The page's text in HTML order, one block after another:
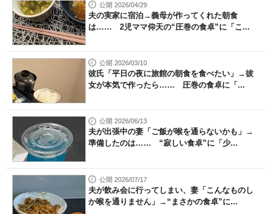
公開 2026/04/29
夫の実家に宿泊→義母が作ってくれた朝食
は…… 2児ママ仰天の“圧巻の食卓”に「こ...
公開 2026/03/10
彼氏「平日の夜に旅館の朝食を食べたい」→彼
女が本気で作ったら…… 圧巻の食卓に「...
公開 2026/06/13
夫が出張中の妻「ご飯が喉を通らないかも」→
準備したのは…… “寂しい食卓”に「少...
公開 2026/07/17
夫が飲み会に行ってしまい、妻「こんなものし
か喉を通りません」→“まさかの食卓”に...